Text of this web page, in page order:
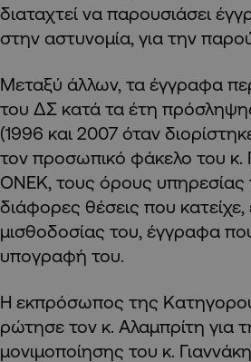
διαταχτεί να παρουσιάσει
στην αστυνομία, για την
Μεταξύ άλλων, τα έγγραφα
του ΔΣ κατά τα έτη
(1996 και 2007 όταν
τον προσωπικό φάκελο του κ.
ΟΝΕΚ, τους όρους υπηρεσίας
διάφορες θέσεις που
μισθοδοσίας του, έγγραφα
υπογραφή του.
Η εκπρόσωπος της
ρώτησε τον κ. Αλαμπρίτη για
μονιμοποίησης του κ.